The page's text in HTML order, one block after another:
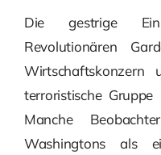
Die gestrige
Revolutionären
terroristische
Manche
Washingtons als